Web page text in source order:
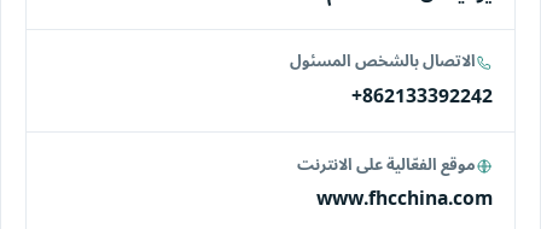
الاتصال بالشخص المسئول
+862133392242
موقع الفعّالية على الانترنت
www.fhcchina.com